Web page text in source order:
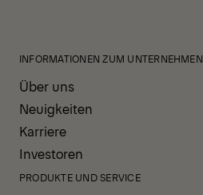
INFORMATIONEN ZUM UNTERNEHMEN
Über uns
Neuigkeiten
Karriere
Investoren
PRODUKTE UND SERVICE